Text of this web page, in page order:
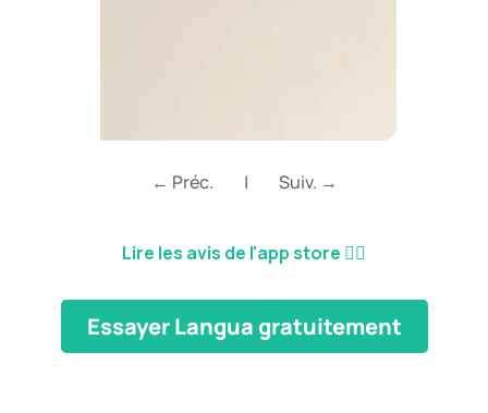
← Préc. | Suiv. →
Lire les avis de l'app store 👈🏼
Essayer Langua gratuitement